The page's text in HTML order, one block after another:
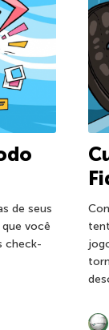
de seus
você
check-